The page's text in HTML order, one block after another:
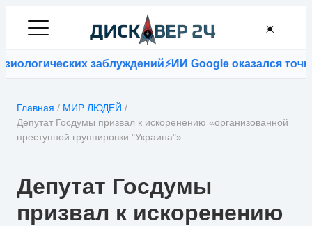
☀️
заблуждений⚡ИИ Google оказался точнее
Главная / МИР ЛЮДЕЙ /
Депутат Госдумы призвал к искоренению «организованной
преступной группировки "Украина"»
Депутат Госдумы
призвал к искоренению